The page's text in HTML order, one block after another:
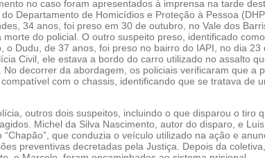
no caso foram apresentados à imprensa na tarde
Departamento de Homicídios e Proteção à Pessoa
34 anos, foi preso em 30 de outubro, no Vale dos
do policial. O outro suspeito preso, identificado como
o Dudu, de 37 anos, foi preso no bairro do IAPI, no dia 23
Civil, ele estava a bordo do carro utilizado no assalto
decorrer da abordagem, os policiais verificaram que a
com o chassis, identificando que se tratava de
outros dois suspeitos, incluindo o que disparou o tiro
Michel da Silva Nascimento, autor do disparo, e Luis
“Chapão”, que conduzia o veículo utilizado na ação e
preventivas decretadas pela Justiça. Depois da coletiva,